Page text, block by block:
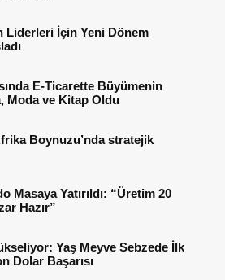
Liderleri İçin Yeni Dönem
E-Ticarette Büyümenin
Moda ve Kitap Oldu
Boynuzu’nda stratejik
Masaya Yatırıldı: “Üretim 20
Hazır”
Yaş Meyve Sebzede İlk
Dolar Başarısı